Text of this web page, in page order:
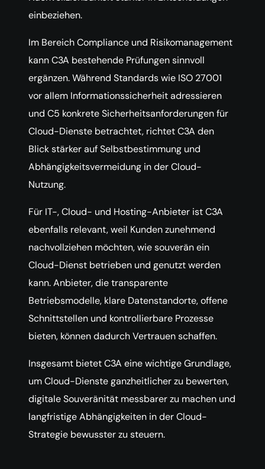
einbeziehen.
Im Bereich Compliance und Risikomanagement
kann C3A bestehende Prüfungen sinnvoll
ergänzen. Während Standards wie ISO 27001
vor allem Informationssicherheit adressieren
und C5 konkrete Sicherheitsanforderungen für
Cloud-Dienste betrachtet, richtet C3A den
Blick stärker auf Selbstbestimmung und
Abhängigkeitsvermeidung in der Cloud-
Nutzung.
Für IT-, Cloud- und Hosting-Anbieter ist C3A
ebenfalls relevant, weil Kunden zunehmend
nachvollziehen möchten, wie souverän ein
Cloud-Dienst betrieben und genutzt werden
kann. Anbieter, die transparente
Betriebsmodelle, klare Datenstandorte, offene
Schnittstellen und kontrollierbare Prozesse
bieten, können dadurch Vertrauen schaffen.
Insgesamt bietet C3A eine wichtige Grundlage,
um Cloud-Dienste ganzheitlicher zu bewerten,
digitale Souveränität messbarer zu machen und
langfristige Abhängigkeiten in der Cloud-
Strategie bewusster zu steuern.